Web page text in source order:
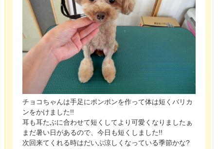
チョコちゃんは手足にポンポンを作って体は短くバリカ
ンをかけました!!
耳も耳たぶに合わせて短くしてより可愛くなりましたぁ
まだ暑い日があるので、今日も短くしました!!
次回来てくれる時はだいぶ涼しくなっている季節かな?